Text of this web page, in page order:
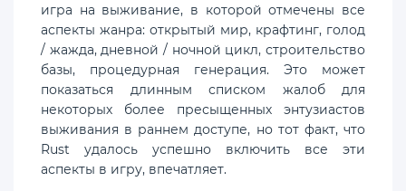
игра на выживание, в которой отмечены все
аспекты жанра: открытый мир, крафтинг, голод
/ жажда, дневной / ночной цикл, строительство
базы, процедурная генерация. Это может
показаться длинным списком жалоб для
некоторых более пресыщенных энтузиастов
выживания в раннем доступе, но тот факт, что
Rust удалось успешно включить все эти
аспекты в игру, впечатляет.